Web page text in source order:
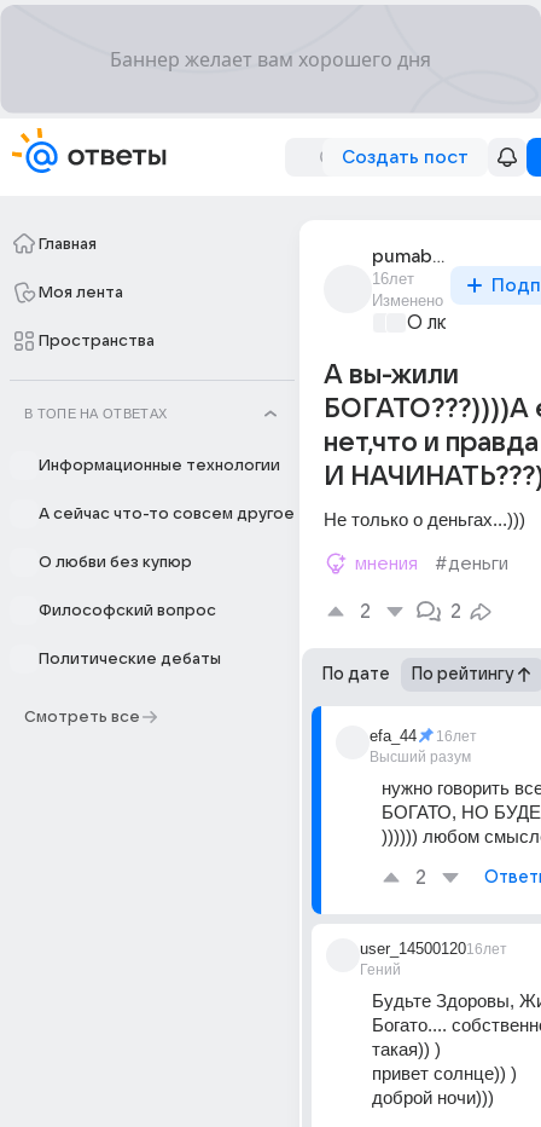
Создать пост
Главная
Моя лента
Пространства
В ТОПЕ НА ОТВЕТАХ
Информационные технологии
А сейчас что-то совсем другое
О любви без купюр
Философский вопрос
Политические дебаты
Смотреть все
pumabuduiaona
16лет
Изменено
О любви без
А вы-жили
БОГАТО???))))А
нет,что и
И
Не только о деньгах...)))
мнения #деньги
2 2
По дате По рейтингу
efa_44
Высший разум
16лет
нужно говорить
БОГАТО, НО
)))))) любом
2
user_14500120
Гений
16лет
Будьте Здоровы,
Богато....
такая)) )
привет солнце)) )
доброй ночи)))